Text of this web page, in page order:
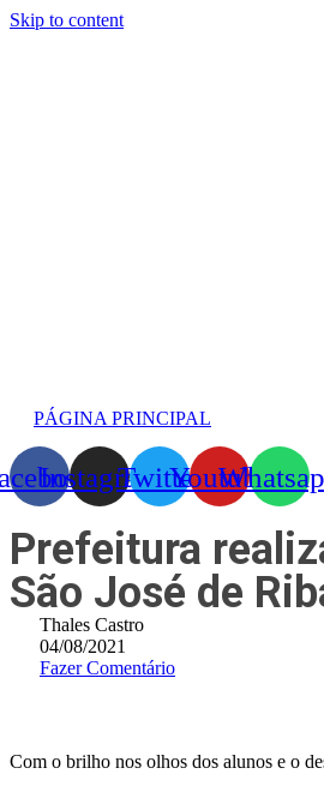
Skip to content
PÁGINA PRINCIPAL
InstagramTwitterYoutube
Prefeitura
São José de
Thales Castro
04/08/2021
Fazer Comentário
Com o brilho nos olhos dos alunos e o